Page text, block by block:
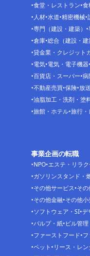
食堂・レストラン 食
人材 水道 精密機械
専門（建設・建築）
倉庫 総合（建設・建
貸金業・クレジット
電気 電気・電子機器
百貨店・スーパー 病
不動産売買 保険 放
油脂加工・洗剤・塗
旅館・ホテル 旅行・
事業企画の転職
NPO エステ・リラ
ガソリンスタンド・
その他サービス そ
その他金融 その他
ソフトウェア・SI デ
パルプ・紙 ビル管
ファーストフード
ペット リース・レ